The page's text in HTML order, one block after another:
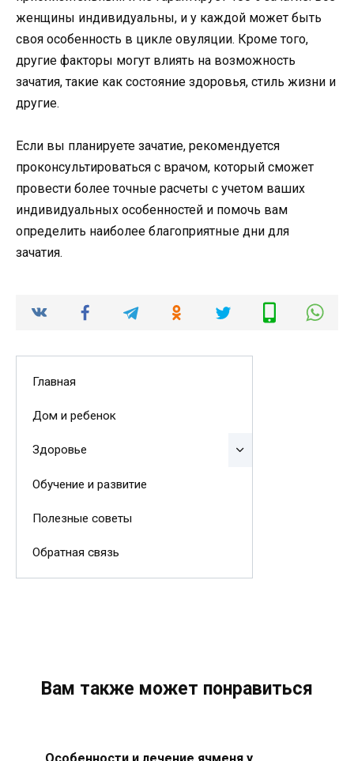
женщины индивидуальны, и у каждой может быть
своя особенность в цикле овуляции. Кроме того,
другие факторы могут влиять на возможность
зачатия, такие как состояние здоровья, стиль жизни и
другие.
Если вы планируете зачатие, рекомендуется
проконсультироваться с врачом, который сможет
провести более точные расчеты с учетом ваших
индивидуальных особенностей и помочь вам
определить наиболее благоприятные дни для
зачатия.
Главная
Дом и ребенок
Здоровье
Обучение и развитие
Полезные советы
Обратная связь
Вам также может понравиться